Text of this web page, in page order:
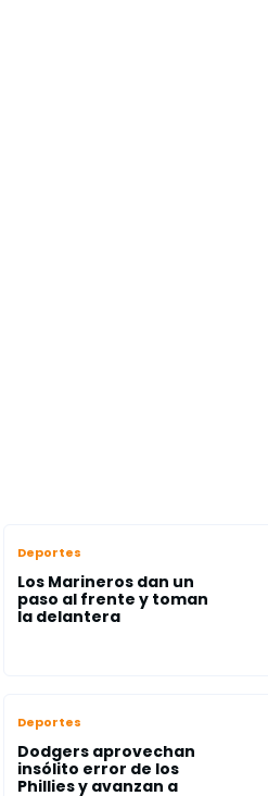
Deportes
Los Marineros dan un
paso al frente y toman
la delantera
Deportes
Dodgers aprovechan
insólito error de los
Phillies y avanzan a